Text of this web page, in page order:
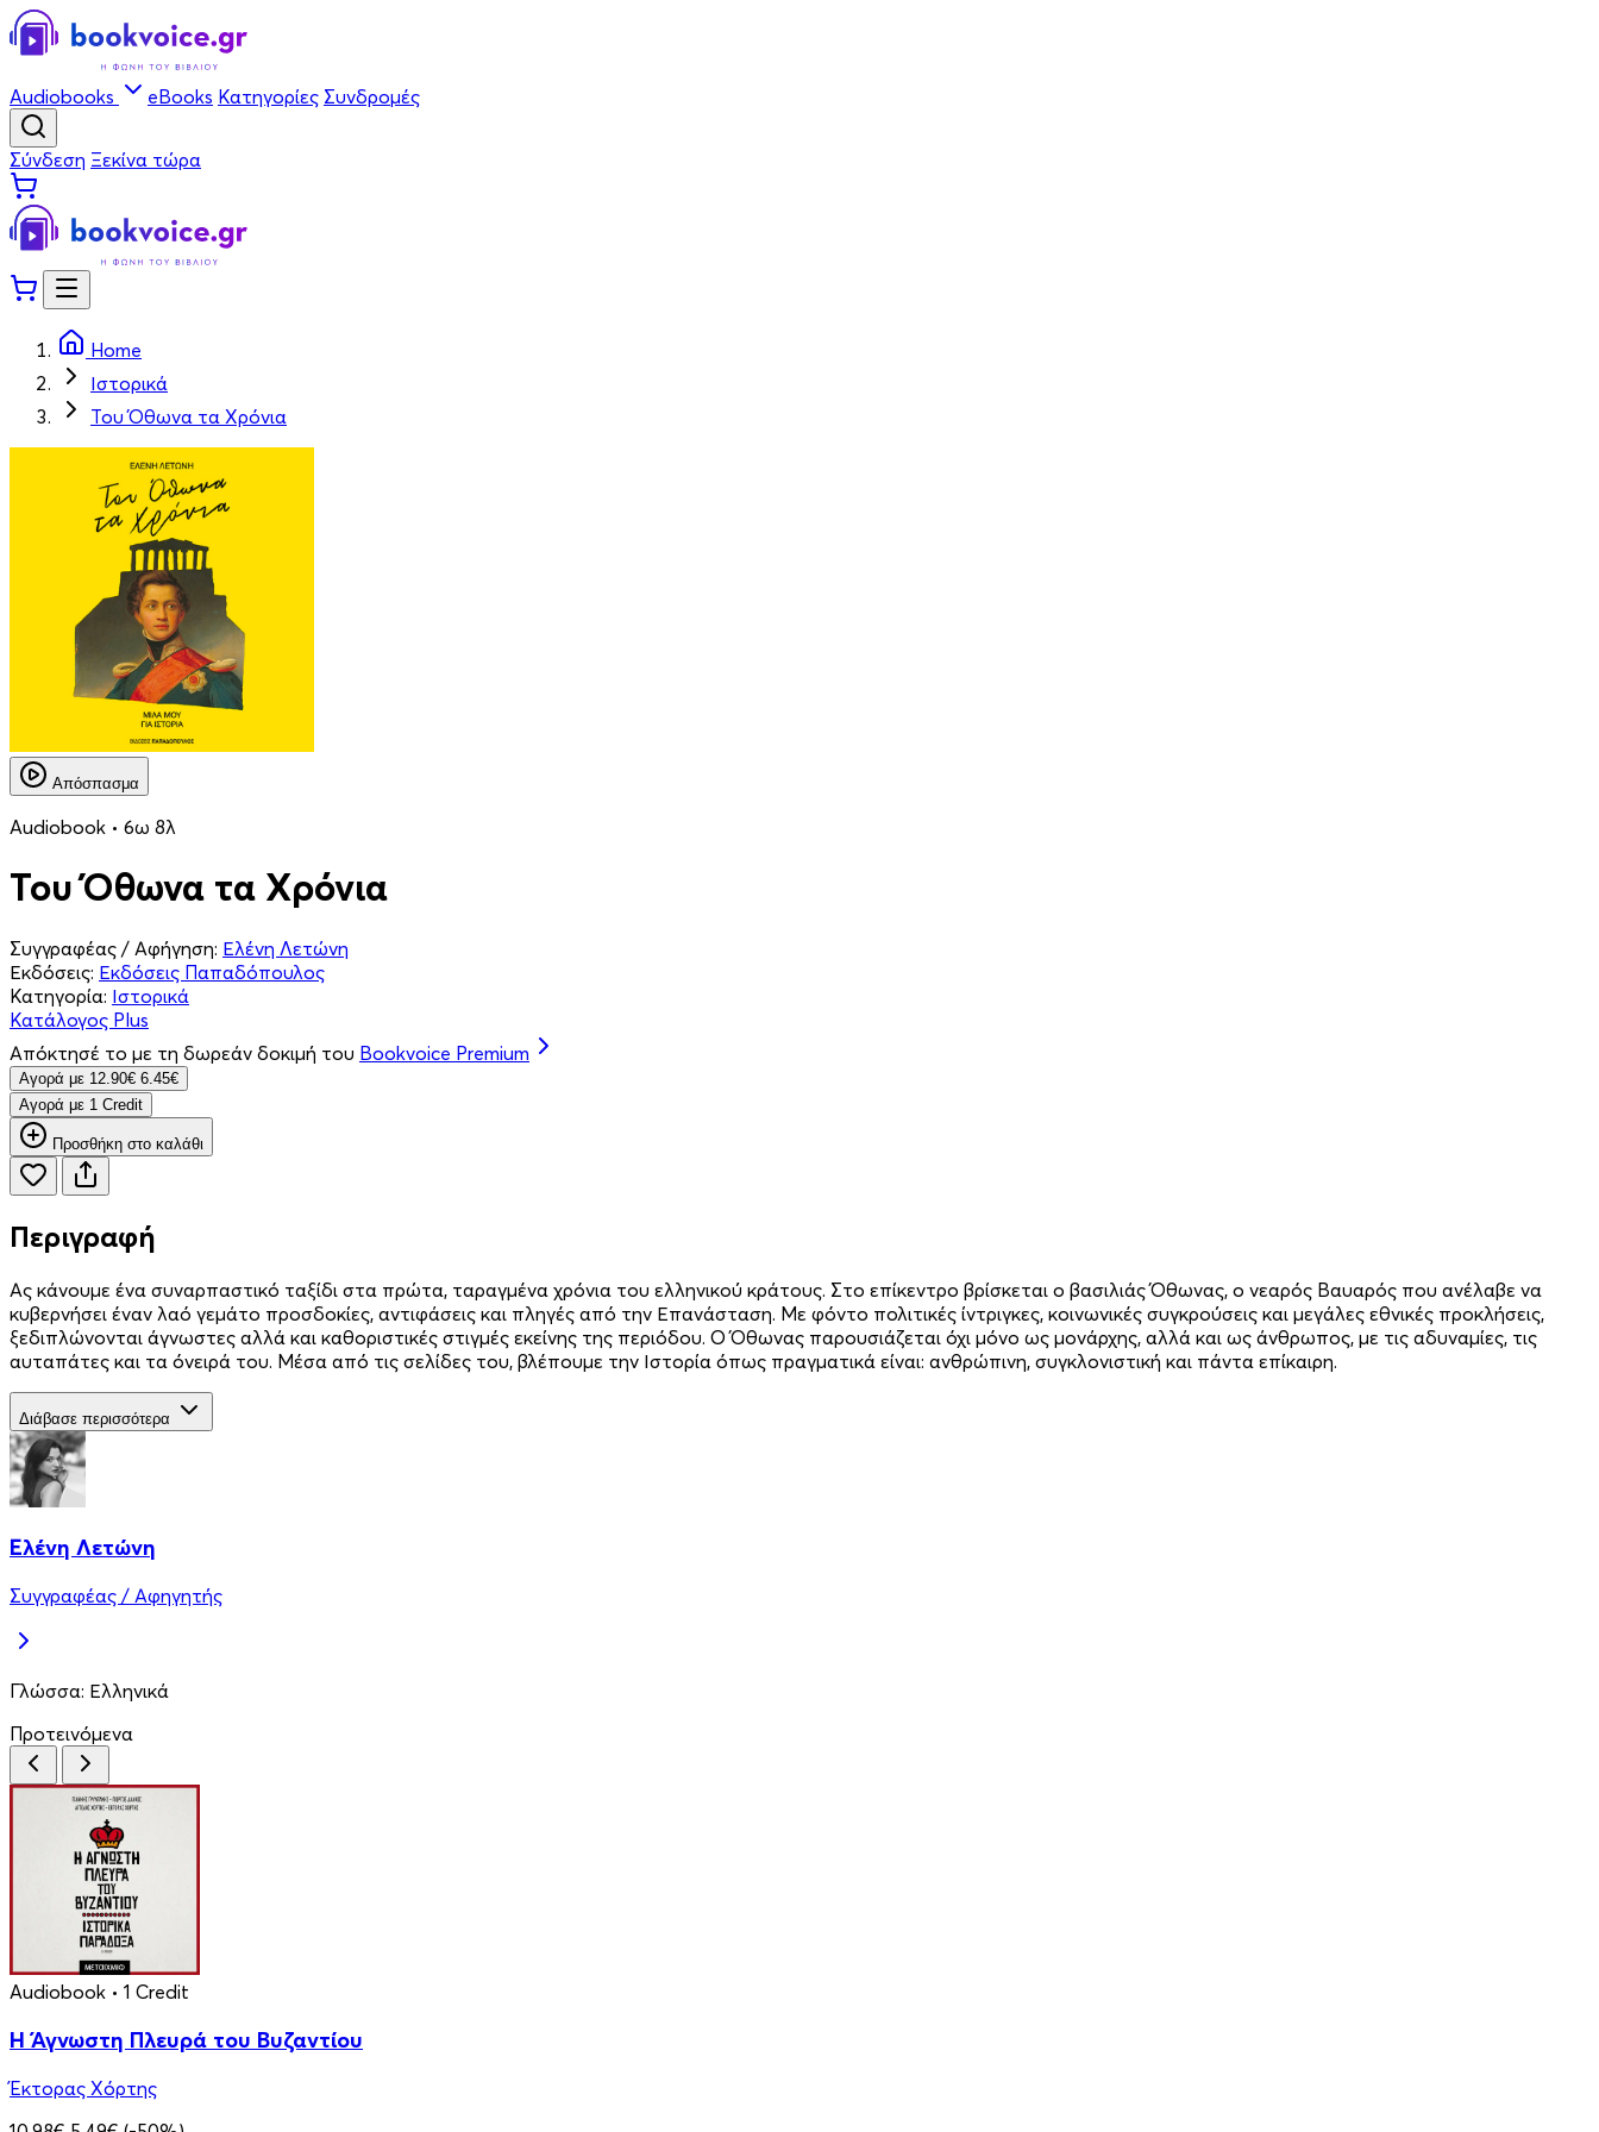
Audiobooks eBooks Κατηγορίες Συνδρομές
Σύνδεση Ξεκίνα τώρα
Home
Ιστορικά
Του Όθωνα τα Χρόνια
Απόσπασμα
Audiobook • 6ω 8λ
Του Όθωνα τα Χρόνια
Συγγραφέας / Αφήγηση: Ελένη Λετώνη
Εκδόσεις: Εκδόσεις Παπαδόπουλος
Κατηγορία: Ιστορικά
Κατάλογος Plus
Απόκτησέ το με τη δωρεάν δοκιμή του Bookvoice Premium
Aγορά με 12.90€ 6.45€
Aγορά με 1 Credit
Προσθήκη στο καλάθι
Περιγραφή
Ας κάνουμε ένα συναρπαστικό ταξίδι στα πρώτα, ταραγμένα χρόνια του ελληνικού κράτους. Στο επίκεντρο βρίσκεται ο βασιλιάς Όθωνας, ο νεαρός Βαυαρός που ανέλαβε να
κυβερνήσει έναν λαό γεμάτο προσδοκίες, αντιφάσεις και πληγές από την Επανάσταση. Με φόντο πολιτικές ίντριγκες, κοινωνικές συγκρούσεις και μεγάλες εθνικές προκλήσεις,
ξεδιπλώνονται άγνωστες αλλά και καθοριστικές στιγμές εκείνης της περιόδου. Ο Όθωνας παρουσιάζεται όχι μόνο ως μονάρχης, αλλά και ως άνθρωπος, με τις αδυναμίες, τις
αυταπάτες και τα όνειρά του. Μέσα από τις σελίδες του, βλέπουμε την Ιστορία όπως πραγματικά είναι: ανθρώπινη, συγκλονιστική και πάντα επίκαιρη.
Διάβασε περισσότερα
Ελένη Λετώνη
Συγγραφέας / Αφηγητής
Γλώσσα: Ελληνικά
Προτεινόμενα
Audiobook • 1 Credit
Η Άγνωστη Πλευρά του Βυζαντίου
Έκτορας Χόρτης